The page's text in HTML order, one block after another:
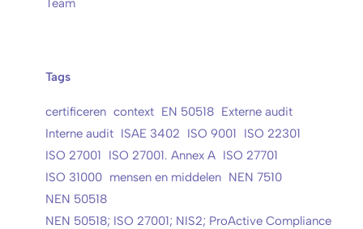
Team
Tags
certificeren context EN 50518 Externe audit
Interne audit ISAE 3402 ISO 9001
ISO 22301
ISO 27001
ISO 27001. Annex A ISO 27701
ISO 31000 mensen en middelen NEN 7510
NEN 50518
NEN 50518; ISO 27001; NIS2; ProActive Compliance